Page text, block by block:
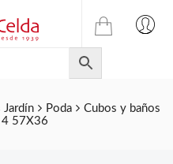
TIENDA
ONLINE
DE
JULIAN
CELDA
Jardín Poda
Cubos y baños
4 57X36